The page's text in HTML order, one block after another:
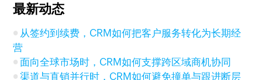
最新动态
从签约到续费，CRM如何把客户服务转化为长期经
营
面向全球市场时，CRM如何支撑跨区域商机协同
渠道与直销并行时，CRM如何避免撞单与跟进断层